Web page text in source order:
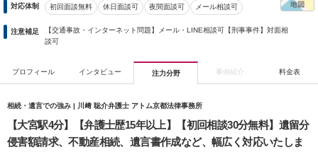
対応体制 初回面談無料 休日面談可 夜間面談可 メール相談可
注意補足
【交通事故・インターネット問題】メール・LINE相談可【刑事事件】対面相
談可
プロフィール インタビュー 注力分野 事例紹介 料金表
相続・遺言での強み | 川﨑 聡介弁護士 アトム京都法律事務所
【大宮駅4分】【弁護士歴15年以上】【初回相談30分無料】遺留分
侵害額請求、不動産相続、遺言書作成など、幅広く対応いたしま